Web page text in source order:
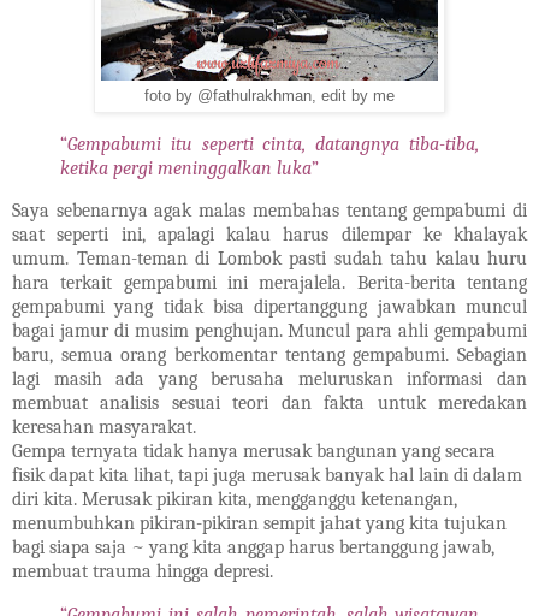
foto by @fathulrakhman, edit by me
“Gempabumi itu seperti cinta, datangnya tiba-tiba,
ketika pergi meninggalkan luka”
Saya sebenarnya agak malas membahas tentang gempabumi di
saat seperti ini, apalagi kalau harus dilempar ke khalayak
umum. Teman-teman di Lombok pasti sudah tahu kalau huru
hara terkait gempabumi ini merajalela. Berita-berita tentang
gempabumi yang tidak bisa dipertanggung jawabkan muncul
bagai jamur di musim penghujan. Muncul para ahli gempabumi
baru, semua orang berkomentar tentang gempabumi. Sebagian
lagi masih ada yang berusaha meluruskan informasi dan
membuat analisis sesuai teori dan fakta untuk meredakan
keresahan masyarakat.
Gempa ternyata tidak hanya merusak bangunan yang secara
fisik dapat kita lihat, tapi juga merusak banyak hal lain di dalam
diri kita. Merusak pikiran kita, mengganggu ketenangan,
menumbuhkan pikiran-pikiran sempit jahat yang kita tujukan
bagi siapa saja ~ yang kita anggap harus bertanggung jawab,
membuat trauma hingga depresi.